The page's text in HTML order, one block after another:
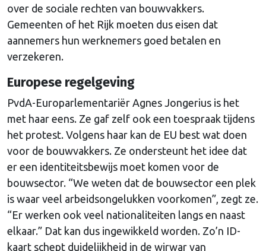
over de sociale rechten van bouwvakkers.
Gemeenten of het Rijk moeten dus eisen dat
aannemers hun werknemers goed betalen en
verzekeren.
Europese regelgeving
PvdA-Europarlementariër Agnes Jongerius is het
met haar eens. Ze gaf zelf ook een toespraak tijdens
het protest. Volgens haar kan de EU best wat doen
voor de bouwvakkers. Ze ondersteunt het idee dat
er een identiteitsbewijs moet komen voor de
bouwsector. “We weten dat de bouwsector een plek
is waar veel arbeidsongelukken voorkomen”, zegt ze.
“Er werken ook veel nationaliteiten langs en naast
elkaar.” Dat kan dus ingewikkeld worden. Zo’n ID-
kaart schept duidelijkheid in de wirwar van